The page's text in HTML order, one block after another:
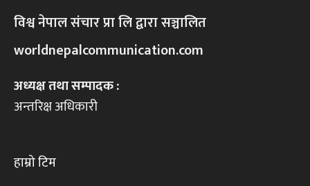
विश्व नेपाल संचार प्रा लि द्वारा सञ्चालित
worldnepalcommunication.com
अध्यक्ष तथा सम्पादक :
अन्तरिक्ष अधिकारी
हाम्रो टिम